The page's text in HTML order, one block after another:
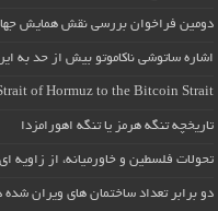
دومین فراخوان بررسی نقش همایش
اشاره ساتوشی ناکاموتو بیش از حد به
of Hormuz to the Bitcoin Strait
تاریخچه تنگه هرمز یا تنگه اهورامزدا
تحولات فلسطین و خاورمیانه، از
دو برابر تعداد ساختمان های ویران